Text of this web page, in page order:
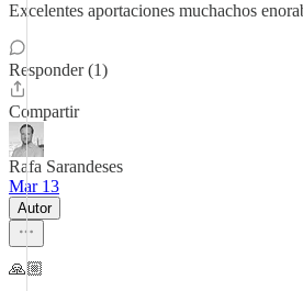
Excelentes aportaciones muchachos
Responder (1)
Compartir
Rafa Sarandeses
Mar 13
Autor
🙏🏼